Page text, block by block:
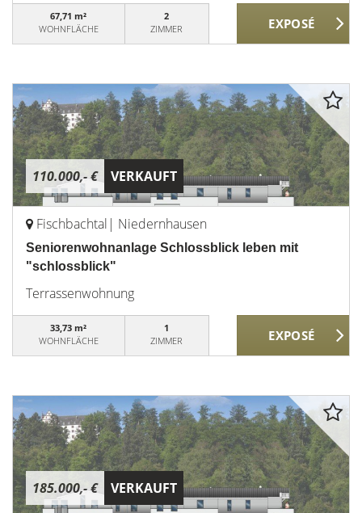
67,71 m²
WOHNFLÄCHE
2
ZIMMER
110.000,- € VERKAUFT
Fischbachtal| Niedernhausen
Seniorenwohnanlage Schlossblick leben mit
"schlossblick"
Terrassenwohnung
33,73 m²
WOHNFLÄCHE
1
ZIMMER
185.000,- € VERKAUFT